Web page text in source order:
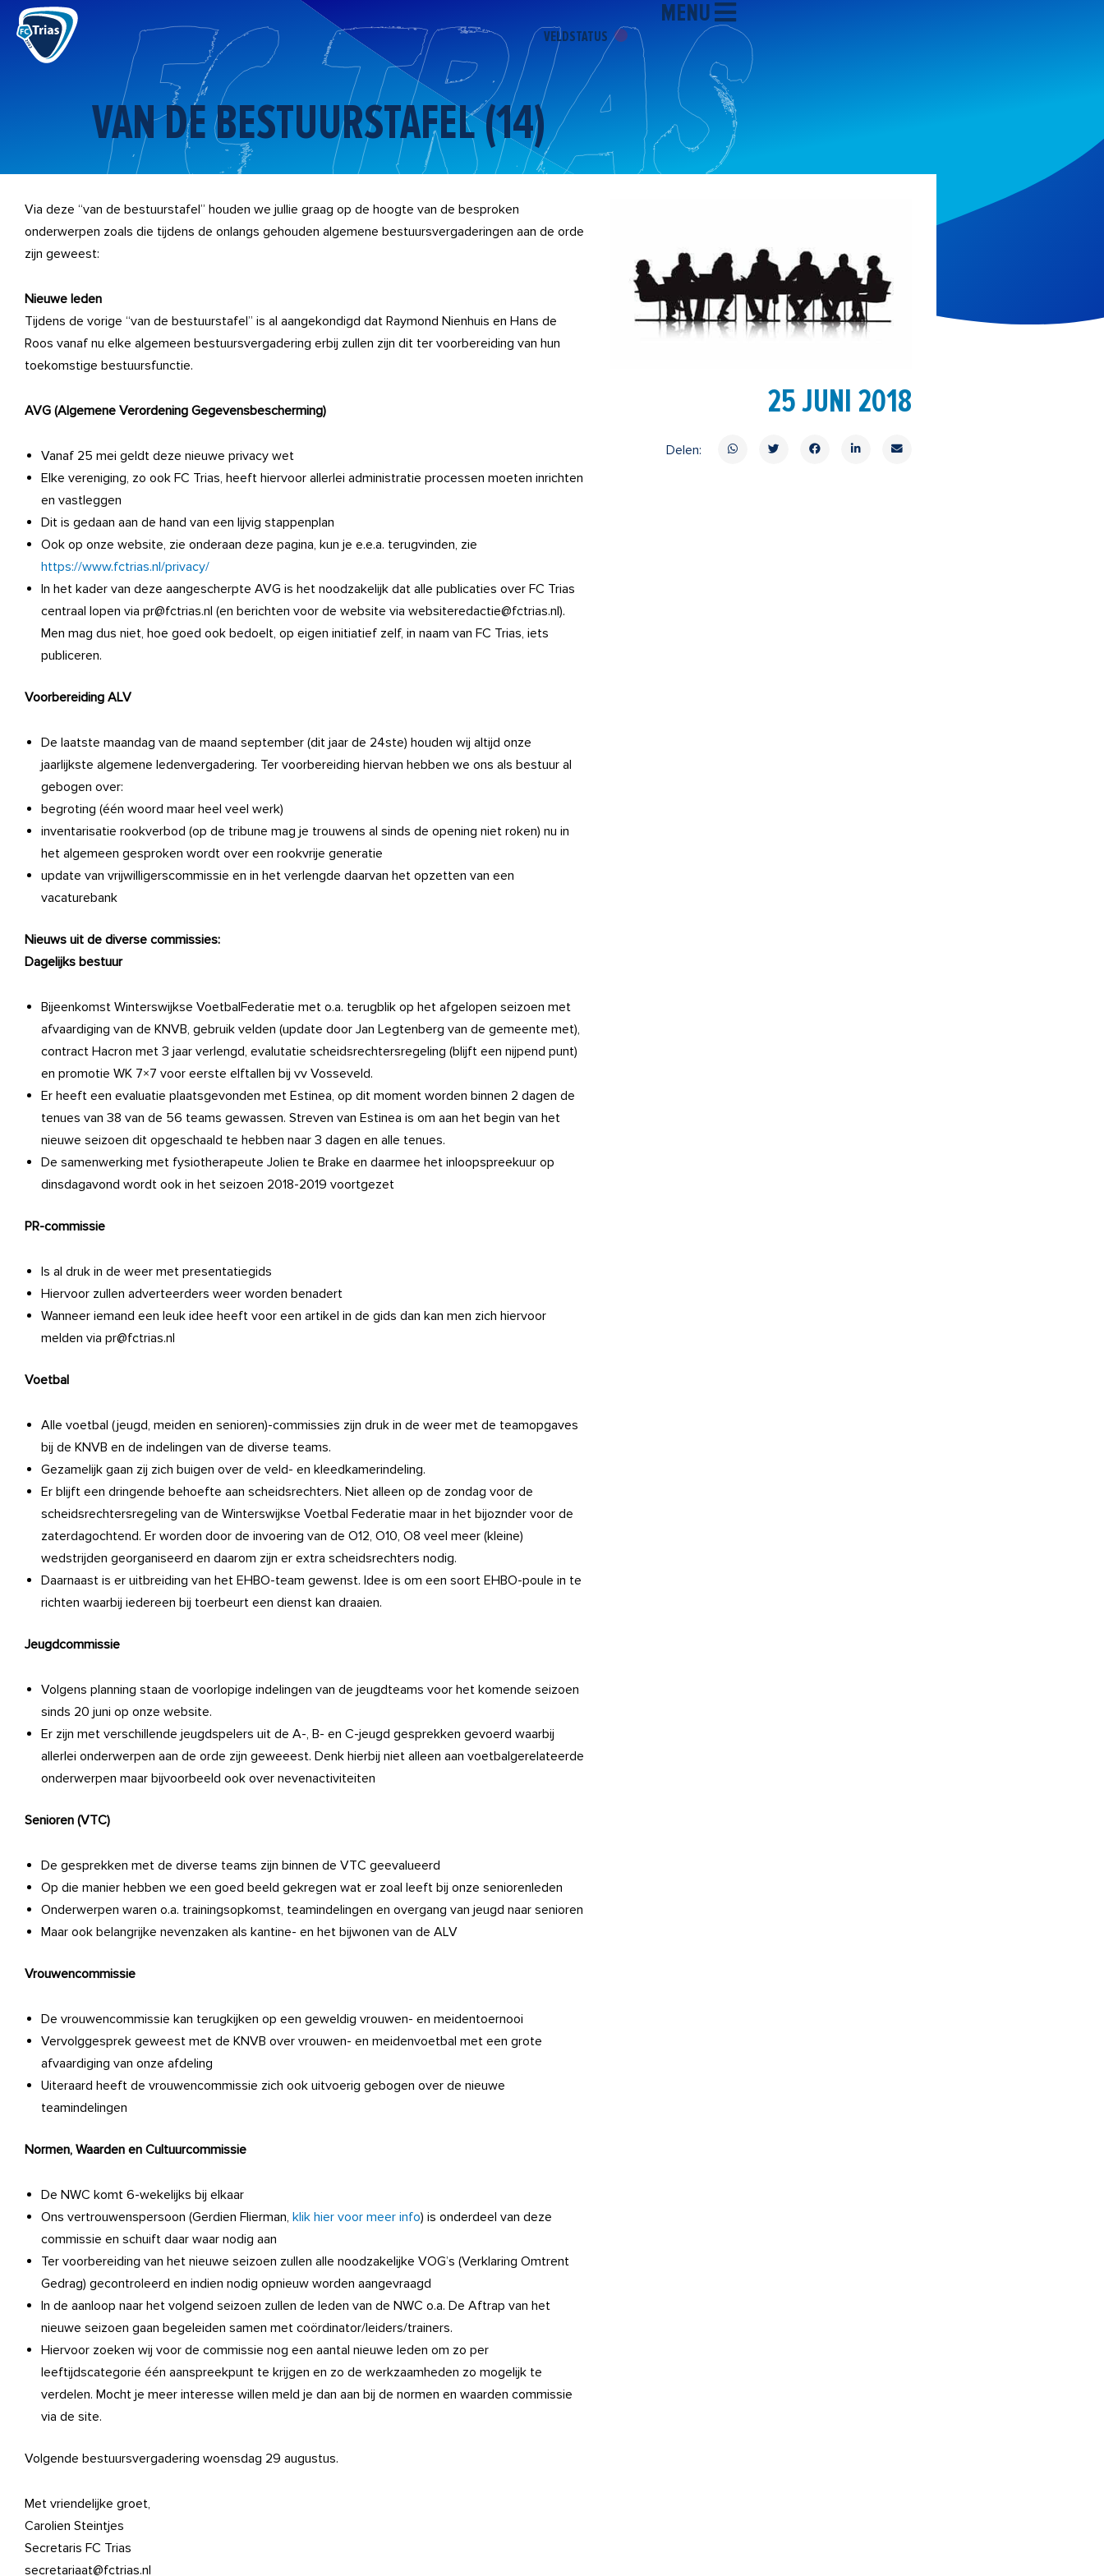
naar
VELDSTATUS
MENU
VAN DE BESTUURSTAFEL (14)
Via deze “van de bestuurstafel” houden we jullie graag op de hoogte van de besproken
onderwerpen zoals die tijdens de onlangs gehouden algemene bestuursvergaderingen aan de orde
zijn geweest:
Nieuwe leden
Tijdens de vorige “van de bestuurstafel” is al aangekondigd dat Raymond Nienhuis en Hans de
Roos vanaf nu elke algemeen bestuursvergadering erbij zullen zijn dit ter voorbereiding van hun
toekomstige bestuursfunctie.
AVG (Algemene Verordening Gegevensbescherming)
Vanaf 25 mei geldt deze nieuwe privacy wet
Elke vereniging, zo ook FC Trias, heeft hiervoor allerlei administratie processen moeten inrichten
en vastleggen
Dit is gedaan aan de hand van een lijvig stappenplan
Ook op onze website, zie onderaan deze pagina, kun je e.e.a. terugvinden, zie
https://www.fctrias.nl/privacy/
In het kader van deze aangescherpte AVG is het noodzakelijk dat alle publicaties over FC Trias
centraal lopen via pr@fctrias.nl (en berichten voor de website via websiteredactie@fctrias.nl).
Men mag dus niet, hoe goed ook bedoelt, op eigen initiatief zelf, in naam van FC Trias, iets
publiceren.
Voorbereiding ALV
De laatste maandag van de maand september (dit jaar de 24ste) houden wij altijd onze
jaarlijkste algemene ledenvergadering. Ter voorbereiding hiervan hebben we ons als bestuur al
gebogen over:
begroting (één woord maar heel veel werk)
inventarisatie rookverbod (op de tribune mag je trouwens al sinds de opening niet roken) nu in
het algemeen gesproken wordt over een rookvrije generatie
update van vrijwilligerscommissie en in het verlengde daarvan het opzetten van een
vacaturebank
Nieuws uit de diverse commissies:
Dagelijks bestuur
Bijeenkomst Winterswijkse VoetbalFederatie met o.a. terugblik op het afgelopen seizoen met
afvaardiging van de KNVB, gebruik velden (update door Jan Legtenberg van de gemeente met),
contract Hacron met 3 jaar verlengd, evalutatie scheidsrechtersregeling (blijft een nijpend punt)
en promotie WK 7×7 voor eerste elftallen bij vv Vosseveld.
Er heeft een evaluatie plaatsgevonden met Estinea, op dit moment worden binnen 2 dagen de
tenues van 38 van de 56 teams gewassen. Streven van Estinea is om aan het begin van het
nieuwe seizoen dit opgeschaald te hebben naar 3 dagen en alle tenues.
De samenwerking met fysiotherapeute Jolien te Brake en daarmee het inloopspreekuur op
dinsdagavond wordt ook in het seizoen 2018-2019 voortgezet
PR-commissie
Is al druk in de weer met presentatiegids
Hiervoor zullen adverteerders weer worden benadert
Wanneer iemand een leuk idee heeft voor een artikel in de gids dan kan men zich hiervoor
melden via pr@fctrias.nl
Voetbal
Alle voetbal (jeugd, meiden en senioren)-commissies zijn druk in de weer met de teamopgaves
bij de KNVB en de indelingen van de diverse teams.
Gezamelijk gaan zij zich buigen over de veld- en kleedkamerindeling.
Er blijft een dringende behoefte aan scheidsrechters. Niet alleen op de zondag voor de
scheidsrechtersregeling van de Winterswijkse Voetbal Federatie maar in het bijoznder voor de
zaterdagochtend. Er worden door de invoering van de O12, O10, O8 veel meer (kleine)
wedstrijden georganiseerd en daarom zijn er extra scheidsrechters nodig.
Daarnaast is er uitbreiding van het EHBO-team gewenst. Idee is om een soort EHBO-poule in te
richten waarbij iedereen bij toerbeurt een dienst kan draaien.
Jeugdcommissie
Volgens planning staan de voorlopige indelingen van de jeugdteams voor het komende seizoen
sinds 20 juni op onze website.
Er zijn met verschillende jeugdspelers uit de A-, B- en C-jeugd gesprekken gevoerd waarbij
allerlei onderwerpen aan de orde zijn geweeest. Denk hierbij niet alleen aan voetbalgerelateerde
onderwerpen maar bijvoorbeeld ook over nevenactiviteiten
Senioren (VTC)
De gesprekken met de diverse teams zijn binnen de VTC geevalueerd
Op die manier hebben we een goed beeld gekregen wat er zoal leeft bij onze seniorenleden
Onderwerpen waren o.a. trainingsopkomst, teamindelingen en overgang van jeugd naar senioren
Maar ook belangrijke nevenzaken als kantine- en het bijwonen van de ALV
Vrouwencommissie
De vrouwencommissie kan terugkijken op een geweldig vrouwen- en meidentoernooi
Vervolggesprek geweest met de KNVB over vrouwen- en meidenvoetbal met een grote
afvaardiging van onze afdeling
Uiteraard heeft de vrouwencommissie zich ook uitvoerig gebogen over de nieuwe
teamindelingen
Normen, Waarden en Cultuurcommissie
De NWC komt 6-wekelijks bij elkaar
Ons vertrouwenspersoon (Gerdien Flierman, klik hier voor meer info) is onderdeel van deze
commissie en schuift daar waar nodig aan
Ter voorbereiding van het nieuwe seizoen zullen alle noodzakelijke VOG’s (Verklaring Omtrent
Gedrag) gecontroleerd en indien nodig opnieuw worden aangevraagd
In de aanloop naar het volgend seizoen zullen de leden van de NWC o.a. De Aftrap van het
nieuwe seizoen gaan begeleiden samen met coördinator/leiders/trainers.
Hiervoor zoeken wij voor de commissie nog een aantal nieuwe leden om zo per
leeftijdscategorie één aanspreekpunt te krijgen en zo de werkzaamheden zo mogelijk te
verdelen. Mocht je meer interesse willen meld je dan aan bij de normen en waarden commissie
via de site.
Volgende bestuursvergadering woensdag 29 augustus.
Met vriendelijke groet,
Carolien Steintjes
Secretaris FC Trias
secretariaat@fctrias.nl
25 JUNI 2018
Delen: